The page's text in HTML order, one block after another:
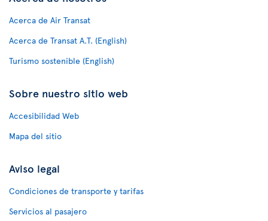
Acerca de Air Transat
Acerca de Transat A.T. (English)
Turismo sostenible (English)
Sobre nuestro sitio web
Accesibilidad Web
Mapa del sitio
Aviso legal
Condiciones de transporte y tarifas
Servicios al pasajero